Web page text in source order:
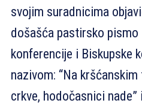
svojim suradnicima
došašća pastirsko pismo
konferencije i Biskupske
nazivom: “Na
crkve, hodočasnici